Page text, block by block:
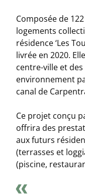
Composée de
logements
résidence ‘Les
livrée en 2020.
centre-ville et
environnement
canal de
Ce projet conçu
offrira des
aux futurs
(terrasses et
(piscine,